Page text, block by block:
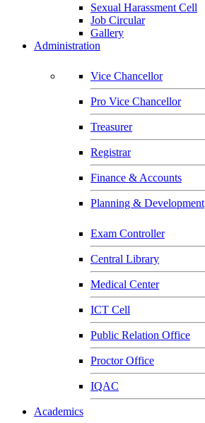
Sexual Harassment Cell
Job Circular
Gallery
Administration
Vice Chancellor
Pro Vice Chancellor
Treasurer
Registrar
Finance & Accounts
Planning & Development
Exam Controller
Central Library
Medical Center
ICT Cell
Public Relation Office
Proctor Office
IQAC
Academics